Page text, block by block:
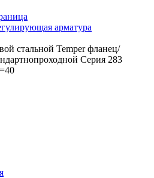
арматура
стальной Temper фланец/
Серия 283